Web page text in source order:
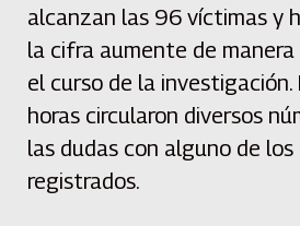
alcanzan las 96 víctimas y
la cifra aumente de
el curso de la investigación.
horas circularon diversos
las dudas con alguno de los
registrados.